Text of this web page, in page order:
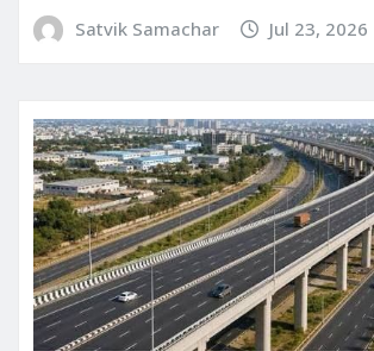
Satvik Samachar Jul 23, 2026